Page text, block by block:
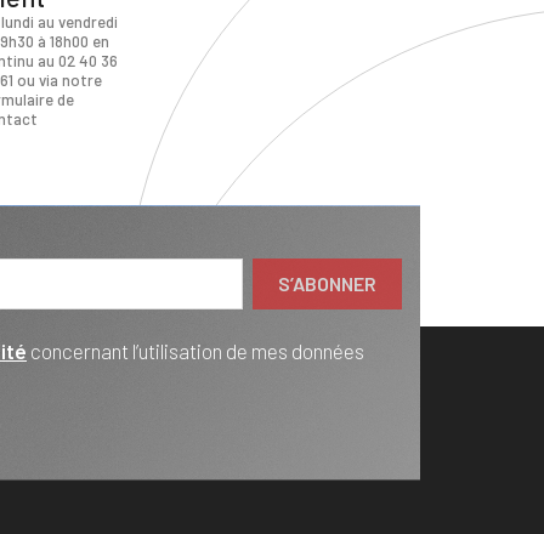
au vendredi
à 18h00 en
au 02 40 36
ou via notre
de
concernant l’utilisation de mes données